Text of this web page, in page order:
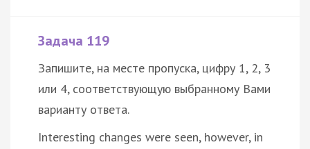
Задача 119
Запишите, на месте пропуска, цифру 1, 2, 3
или 4, соответствующую выбранному Вами
варианту ответа.
Interesting changes were seen, however, in